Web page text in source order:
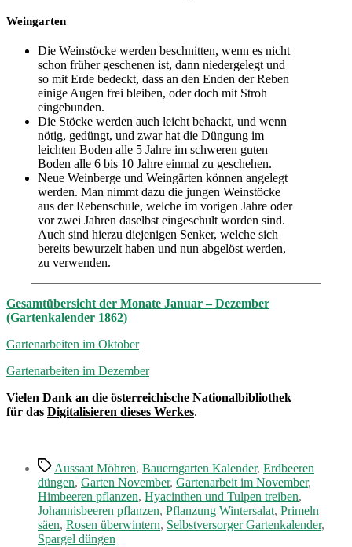
Weingarten
Die Weinstöcke werden beschnitten, wenn es nicht
schon früher geschenen ist, dann niedergelegt und
so mit Erde bedeckt, dass an den Enden der Reben
einige Augen frei bleiben, oder doch mit Stroh
eingebunden.
Die Stöcke werden auch leicht behackt, und wenn
nötig, gedüngt, und zwar hat die Düngung im
leichten Boden alle 5 Jahre im schweren guten
Boden alle 6 bis 10 Jahre einmal zu geschehen.
Neue Weinberge und Weingärten können angelegt
werden. Man nimmt dazu die jungen Weinstöcke
aus der Rebenschule, welche im vorigen Jahre oder
vor zwei Jahren daselbst eingeschult worden sind.
Auch sind hierzu diejenigen Senker, welche sich
bereits bewurzelt haben und nun abgelöst werden,
zu verwenden.
Gesamtübersicht der Monate Januar – Dezember
(Gartenkalender 1862)
Gartenarbeiten im Oktober
Gartenarbeiten im Dezember
Vielen Dank an die österreichische Nationalbibliothek
für das Digitalisieren dieses Werkes.
Schlagwörter
Aussaat Möhren, Bauerngarten Kalender, Erdbeeren
düngen, Garten November, Gartenarbeit im November,
Himbeeren pflanzen, Hyacinthen und Tulpen treiben,
Johannisbeeren pflanzen, Pflanzung Wintersalat, Primeln
säen, Rosen überwintern, Selbstversorger Gartenkalender,
Spargel düngen